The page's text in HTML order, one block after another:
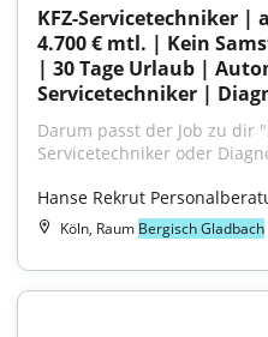
KFZ-Servicetechniker |
4.700 € mtl. | Kein
| 30 Tage Urlaub |
Servicetechniker |
Darum passt der Job zu dir
Servicetechniker oder
Hanse Rekrut
Köln, Raum Bergisch Gladbach